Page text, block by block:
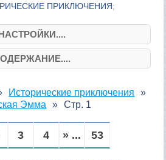
ПРИКЛЮЧЕНИЯ;
Исторические приключения
Эмма
Стр. 1
3 4 » ... 53